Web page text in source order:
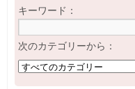
キーワード：
次のカテゴリーから：